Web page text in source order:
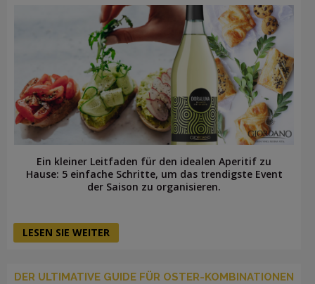
Ein kleiner Leitfaden für den idealen Aperitif zu
Hause: 5 einfache Schritte, um das trendigste Event
der Saison zu organisieren.
LESEN SIE WEITER
DER ULTIMATIVE GUIDE FÜR OSTER-KOMBINATIONEN